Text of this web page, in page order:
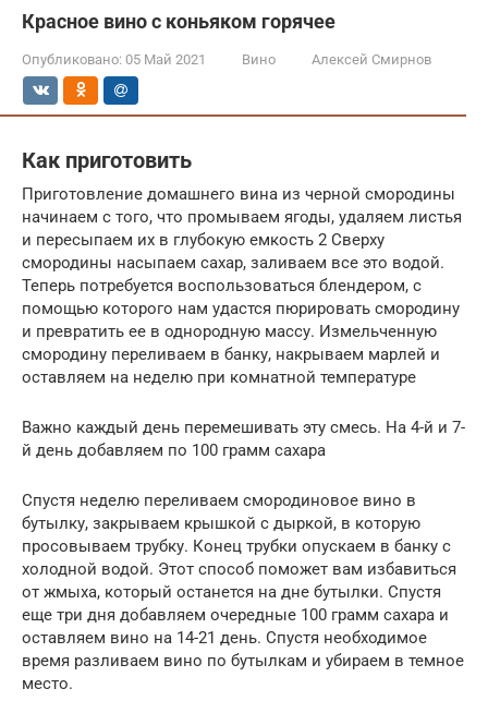
Красное вино с коньяком горячее
Опубликовано: 05 Май 2021 Вино Алексей Смирнов
Как приготовить
Приготовление домашнего вина из черной смородины
начинаем с того, что промываем ягоды, удаляем листья
и пересыпаем их в глубокую емкость 2 Сверху
смородины насыпаем сахар, заливаем все это водой.
Теперь потребуется воспользоваться блендером, с
помощью которого нам удастся пюрировать смородину
и превратить ее в однородную массу. Измельченную
смородину переливаем в банку, накрываем марлей и
оставляем на неделю при комнатной температуре
Важно каждый день перемешивать эту смесь. На 4-й и 7-
й день добавляем по 100 грамм сахара
Спустя неделю переливаем смородиновое вино в
бутылку, закрываем крышкой с дыркой, в которую
просовываем трубку. Конец трубки опускаем в банку с
холодной водой. Этот способ поможет вам избавиться
от жмыха, который останется на дне бутылки. Спустя
еще три дня добавляем очередные 100 грамм сахара и
оставляем вино на 14-21 день. Спустя необходимое
время разливаем вино по бутылкам и убираем в темное
место.